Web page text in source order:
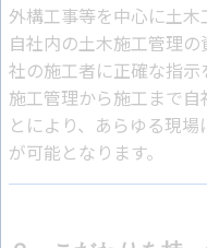
外構工事等を中心に土木
自社内の土木施工管理
社の施工者に正確な指示
施工管理から施工まで
とにより、あらゆる現
が可能となります。